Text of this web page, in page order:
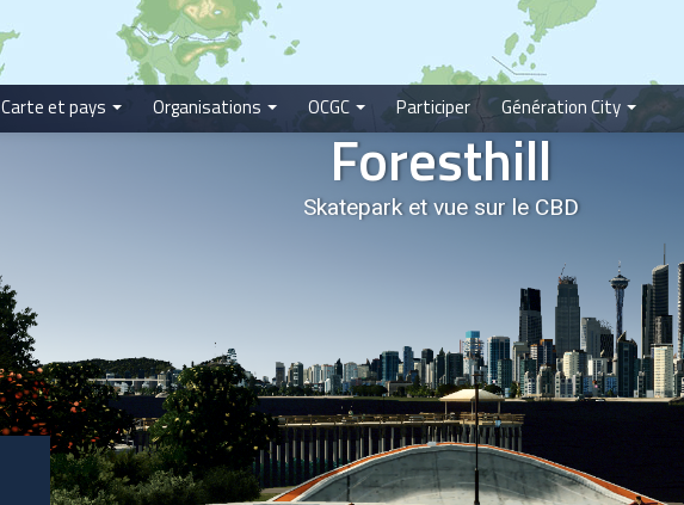
Carte et pays Organisations OCGC Participer Génération City
Foresthill
Skatepark et vue sur le CBD